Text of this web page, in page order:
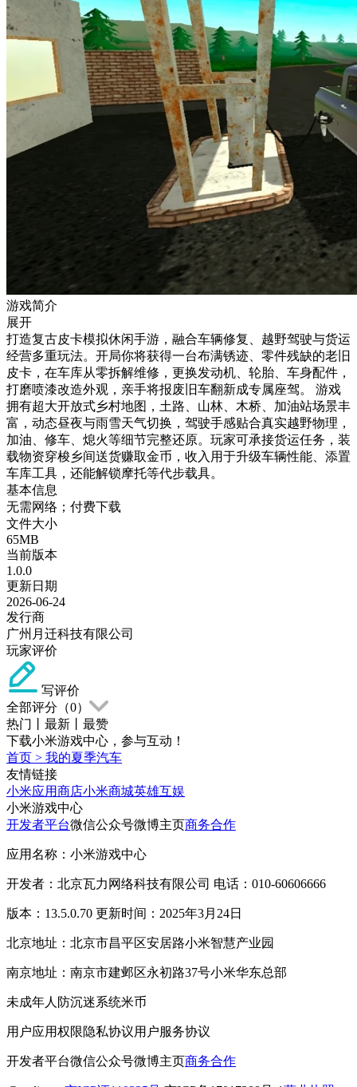
游戏简介
展开
打造复古皮卡模拟休闲手游，融合车辆修复、越野驾驶与货运
经营多重玩法。开局你将获得一台布满锈迹、零件残缺的老旧
皮卡，在车库从零拆解维修，更换发动机、轮胎、车身配件，
打磨喷漆改造外观，亲手将报废旧车翻新成专属座驾。 游戏
拥有超大开放式乡村地图，土路、山林、木桥、加油站场景丰
富，动态昼夜与雨雪天气切换，驾驶手感贴合真实越野物理，
加油、修车、熄火等细节完整还原。玩家可承接货运任务，装
载物资穿梭乡间送货赚取金币，收入用于升级车辆性能、添置
车库工具，还能解锁摩托等代步载具。
基本信息
无需网络；付费下载
文件大小
65MB
当前版本
1.0.0
更新日期
2026-06-24
发行商
广州月迁科技有限公司
玩家评价
写评价
全部评分（0）
热门
最新
最赞
下载小米游戏中心，参与互动！
首页 > 我的夏季汽车
友情链接
小米应用商店小米商城英雄互娱
小米游戏中心
开发者平台微信公众号微博主页商务合作
应用名称：小米游戏中心
开发者：北京瓦力网络科技有限公司 电话：010-60606666
版本：13.5.0.70 更新时间：2025年3月24日
北京地址：北京市昌平区安居路小米智慧产业园
南京地址：南京市建邺区永初路37号小米华东总部
未成年人防沉迷系统米币
用户应用权限隐私协议用户服务协议
开发者平台微信公众号微博主页商务合作